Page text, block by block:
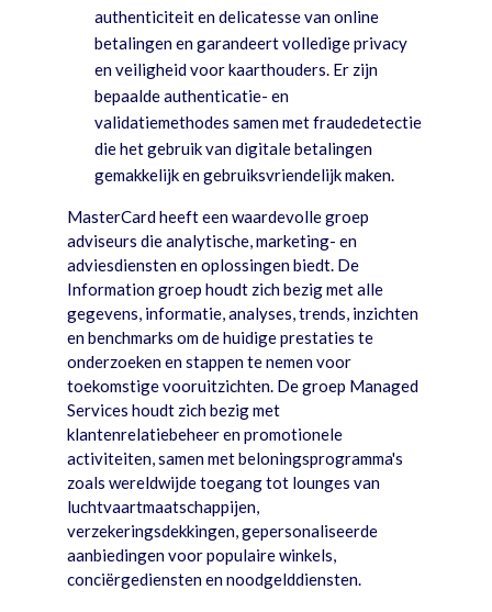
authenticiteit en delicatesse van online
betalingen en garandeert volledige privacy
en veiligheid voor kaarthouders. Er zijn
bepaalde authenticatie- en
validatiemethodes samen met fraudedetectie
die het gebruik van digitale betalingen
gemakkelijk en gebruiksvriendelijk maken.
MasterCard heeft een waardevolle groep
adviseurs die analytische, marketing- en
adviesdiensten en oplossingen biedt. De
Information groep houdt zich bezig met alle
gegevens, informatie, analyses, trends, inzichten
en benchmarks om de huidige prestaties te
onderzoeken en stappen te nemen voor
toekomstige vooruitzichten. De groep Managed
Services houdt zich bezig met
klantenrelatiebeheer en promotionele
activiteiten, samen met beloningsprogramma's
zoals wereldwijde toegang tot lounges van
luchtvaartmaatschappijen,
verzekeringsdekkingen, gepersonaliseerde
aanbiedingen voor populaire winkels,
conciërgediensten en noodgelddiensten.